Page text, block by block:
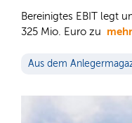
Bereinigtes EBIT legt
325 Mio. Euro zu mehr
Aus dem